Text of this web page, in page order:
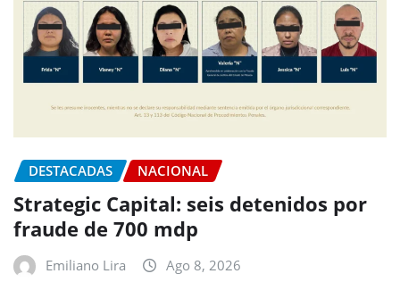
DESTACADAS NACIONAL
Strategic Capital: seis detenidos por
fraude de 700 mdp
Emiliano Lira Ago 8, 2026